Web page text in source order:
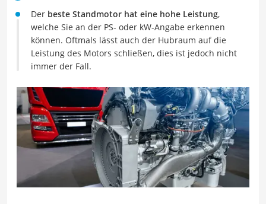
Der beste Standmotor hat eine hohe Leistung,
welche Sie an der PS- oder kW-Angabe erkennen
können. Oftmals lässt auch der Hubraum auf die
Leistung des Motors schließen, dies ist jedoch nicht
immer der Fall.